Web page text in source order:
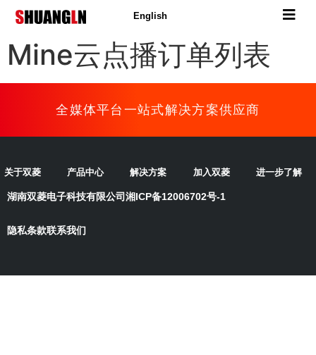
English
Mine云点播订单列表
全媒体平台一站式解决方案供应商
关于双菱 产品中心 解决方案 加入双菱 进一步了解
湖南双菱电子科技有限公司湘ICP备12006702号-1
隐私条款联系我们